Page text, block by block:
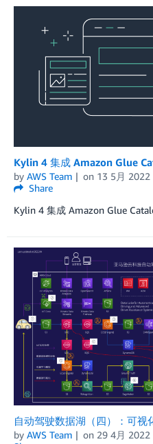
Kylin 4 集成 Amazon Glue
by AWS Team on 13 5月 2022
Share
Kylin 4 集成 Amazon Glue
自动驾驶数据湖（四）：可视
by AWS Team on 29 4月 2022